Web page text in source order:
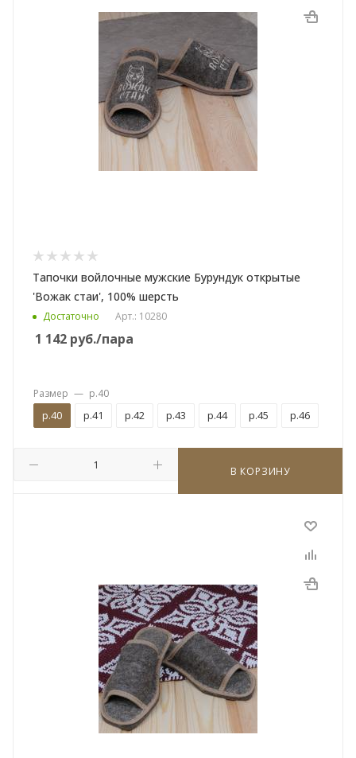
Тапочки войлочные мужские Бурундук открытые
'Вожак стаи', 100% шерсть
Достаточно Арт.: 10280
1 142 руб./пара
В КОРЗИНУ
Размер — р.40
р.40 р.41 р.42 р.43 р.44 р.45 р.46